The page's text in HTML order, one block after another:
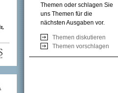
Themen oder schlagen Sie
uns Themen für die
nächsten Ausgaben vor.
Themen diskutieren
Themen vorschlagen